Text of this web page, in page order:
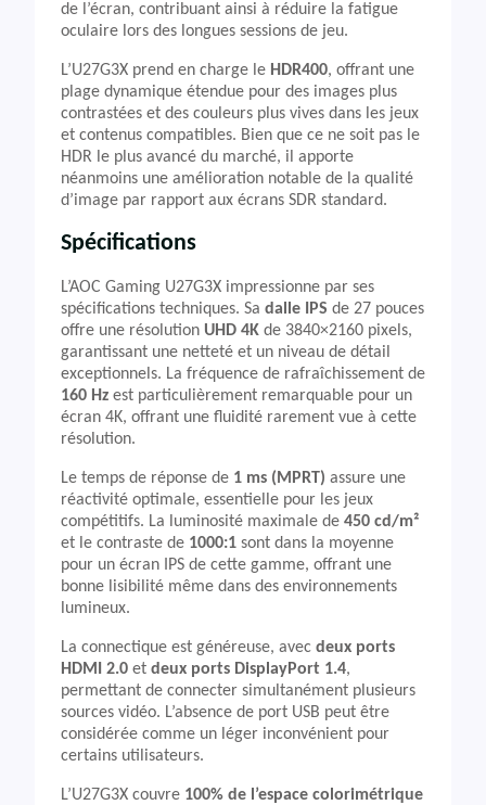
de l’écran, contribuant ainsi à réduire la fatigue
oculaire lors des longues sessions de jeu.
L’U27G3X prend en charge le HDR400, offrant une
plage dynamique étendue pour des images plus
contrastées et des couleurs plus vives dans les jeux
et contenus compatibles. Bien que ce ne soit pas le
HDR le plus avancé du marché, il apporte
néanmoins une amélioration notable de la qualité
d’image par rapport aux écrans SDR standard.
Spécifications
L’AOC Gaming U27G3X impressionne par ses
spécifications techniques. Sa dalle IPS de 27 pouces
offre une résolution UHD 4K de 3840×2160 pixels,
garantissant une netteté et un niveau de détail
exceptionnels. La fréquence de rafraîchissement de
160 Hz est particulièrement remarquable pour un
écran 4K, offrant une fluidité rarement vue à cette
résolution.
Le temps de réponse de 1 ms (MPRT) assure une
réactivité optimale, essentielle pour les jeux
compétitifs. La luminosité maximale de 450 cd/m²
et le contraste de 1000:1 sont dans la moyenne
pour un écran IPS de cette gamme, offrant une
bonne lisibilité même dans des environnements
lumineux.
La connectique est généreuse, avec deux ports
HDMI 2.0 et deux ports DisplayPort 1.4,
permettant de connecter simultanément plusieurs
sources vidéo. L’absence de port USB peut être
considérée comme un léger inconvénient pour
certains utilisateurs.
L’U27G3X couvre 100% de l’espace colorimétrique